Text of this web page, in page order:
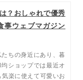
？おしゃれで優秀
事ウェブマガジン
ちの身近にあり、暮
ショップでは最近オ
楽に使えて可愛いお